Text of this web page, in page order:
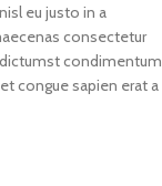
eu justo in a
consectetur
condimentum
congue sapien erat a